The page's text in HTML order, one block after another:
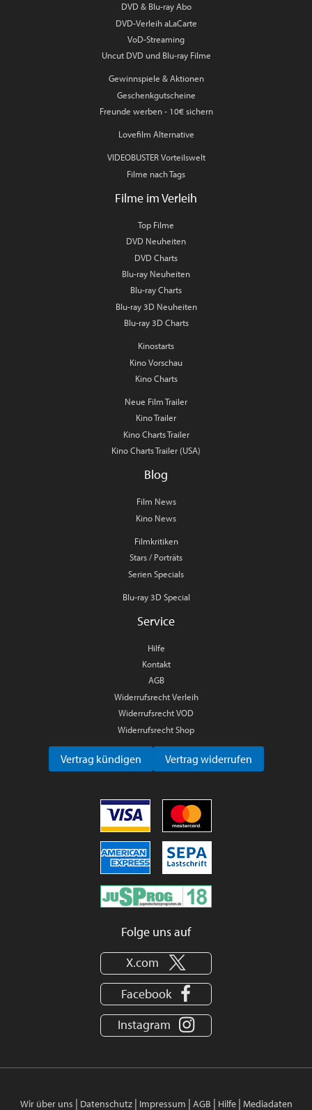
DVD & Blu-ray Abo
DVD-Verleih aLaCarte
VoD-Streaming
Uncut DVD und Blu-ray Filme
Gewinnspiele & Aktionen
Geschenkgutscheine
Freunde werben - 10€ sichern
Lovefilm Alternative
VIDEOBUSTER Vorteilswelt
Filme nach Tags
Filme im Verleih
Top Filme
DVD Neuheiten
DVD Charts
Blu-ray Neuheiten
Blu-ray Charts
Blu-ray 3D Neuheiten
Blu-ray 3D Charts
Kinostarts
Kino Vorschau
Kino Charts
Neue Film Trailer
Kino Trailer
Kino Charts Trailer
Kino Charts Trailer (USA)
Blog
Film News
Kino News
Filmkritiken
Stars / Porträts
Serien Specials
Blu-ray 3D Special
Service
Hilfe
Kontakt
AGB
Widerrufsrecht Verleih
Widerrufsrecht VOD
Widerrufsrecht Shop
Vertrag kündigen Vertrag widerrufen
Folge uns auf
X.com
Facebook
Instagram
Wir über uns | Datenschutz| Impressum | AGB | Hilfe| Mediadaten